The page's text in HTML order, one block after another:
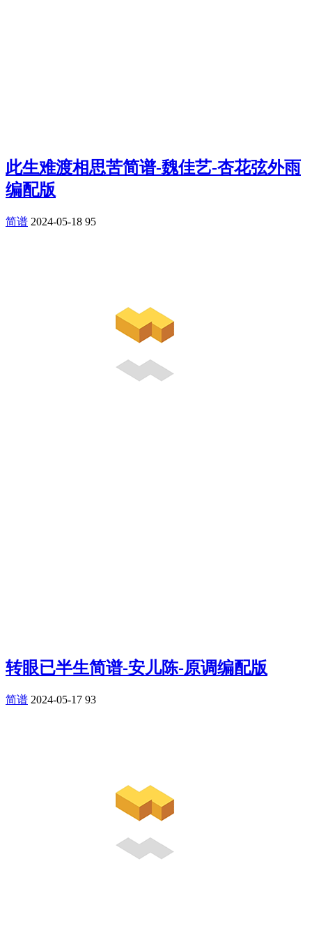
此生难渡相思苦简谱-魏佳艺-杏花弦外雨
编配版
简谱 2024-05-18 95
转眼已半生简谱-安儿陈-原调编配版
简谱 2024-05-17 93